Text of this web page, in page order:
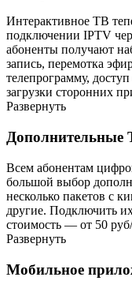
Интерактивное ТВ
подключении IPTV
абоненты получают
запись, перемотка
телепрограмму,
загрузки сторонних
Развернуть
Дополнительные
Всем абонентам
большой выбор
несколько пакетов с
другие. Подключить
стоимость — от 50
Развернуть
Мобильное